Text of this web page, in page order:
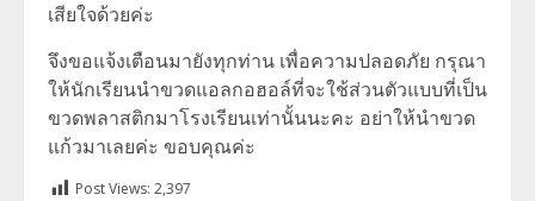
เสียใจด้วยค่ะ
จึงขอแจ้งเตือนมายังทุกท่าน เพื่อความปลอดภัย กรุณา
ให้นักเรียนนำขวดแอลกอฮอล์ที่จะใช้ส่วนตัวแบบที่เป็น
ขวดพลาสติกมาโรงเรียนเท่านั้นนะคะ อย่าให้นำขวด
แก้วมาเลยค่ะ ขอบคุณค่ะ
Post Views: 2,397